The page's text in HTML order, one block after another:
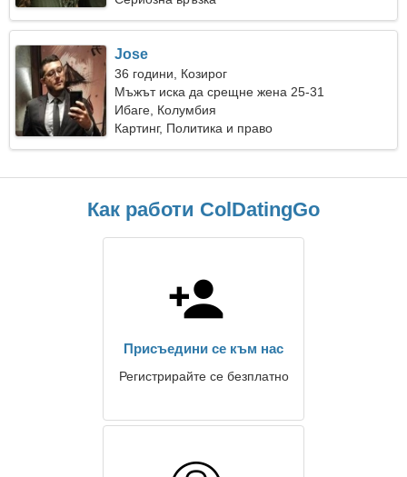
Jose
36 години, Козирог
Мъжът иска да срещне жена 25-31
Ибаге, Колумбия
Картинг, Политика и право
Как работи ColDatingGo
Присъедини се към нас
Регистрирайте се безплатно